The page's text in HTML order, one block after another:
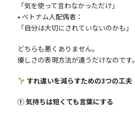
「気を使って言わなかっただけ」
• ベトナム人配偶者：
「自分は大切にされていないのかも」
どちらも悪くありません。
優しさの表現方法が違うだけなのです。
すれ違いを減らすための3つの工夫
① 気持ちは短くても言葉にする